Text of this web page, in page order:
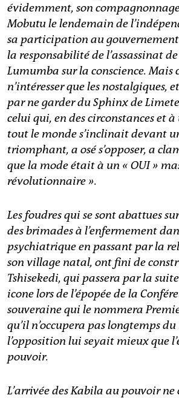
évidemment, son
Mobutu le lendemain de
sa participation au
la responsabilité de l’assassinat
Lumumba sur la conscience. Mais
n’intéresser que les nostalgiques,
par ne garder du Sphinx de
celui qui, en des circonstances et
tout le monde s’inclinait devant
triomphant, a osé s’opposer, a
que la mode était à un « OUI »
révolutionnaire ».
Les foudres qui se sont abattues
des brimades à l’enfermement
psychiatrique en passant par la
son village natal, ont fini de
Tshisekedi, qui passera par la
icone lors de l’épopée de la
souveraine qui le nommera
qu’il n’occupera pas longtemps
l’opposition lui seyait mieux que
pouvoir.
L’arrivée des Kabila au pouvoir